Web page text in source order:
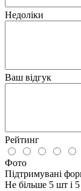
Недоліки
Ваш відгук
Рейтинг
Фото
Підтримувані
Не більше 5 шт і